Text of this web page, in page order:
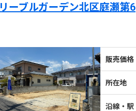
リーブルガーデン北区庭瀬第6
販売価格
所在地
沿線・駅